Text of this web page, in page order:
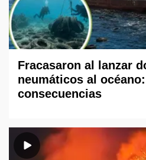
Fracasaron al lanzar
neumáticos al
consecuencias